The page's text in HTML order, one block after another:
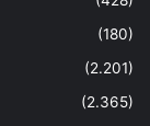
(180)
(2.201)
(2.365)